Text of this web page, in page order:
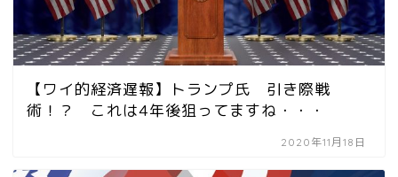
【ワイ的経済遅報】トランプ氏 引き際戦
術！？ これは4年後狙ってますね・・・
2020年11月18日